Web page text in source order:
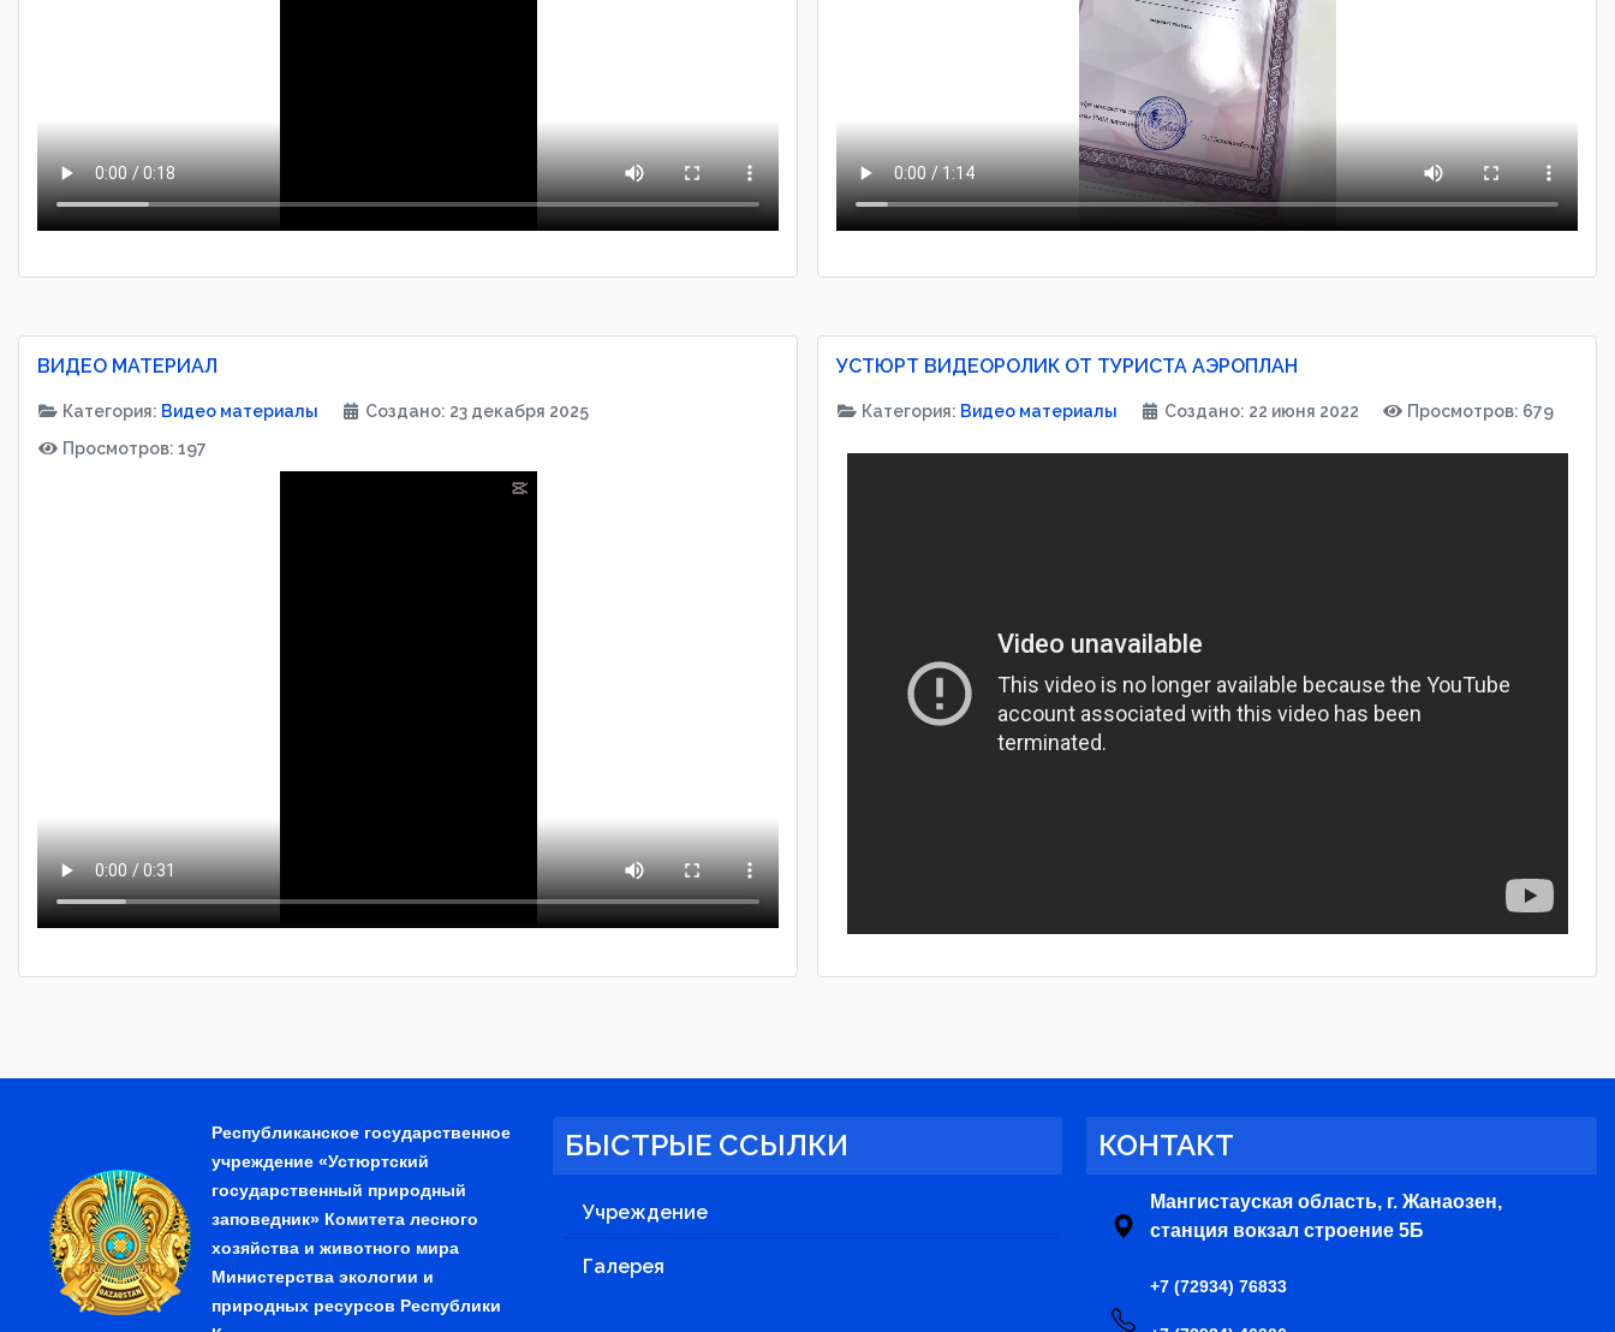
ВИДЕО МАТЕРИАЛ
Категория: Видео материалы
Создано: 23 декабря 2025
Просмотров: 197
УСТЮРТ ВИДЕОРОЛИК ОТ ТУРИСТА АЭРОПЛАН
Категория: Видео материалы Создано: 22 июня 2022 Просмотров: 679
Республиканское государственное
учреждение «Устюртский
государственный природный
заповедник» Комитета лесного
хозяйства и животного мира
Министерства экологии и
природных ресурсов Республики
БЫСТРЫЕ ССЫЛКИ
Учреждение
Галерея
КОНТАКТ
Мангистауская область, г. Жанаозен,
станция вокзал строение 5Б
+7 (72934) 76833